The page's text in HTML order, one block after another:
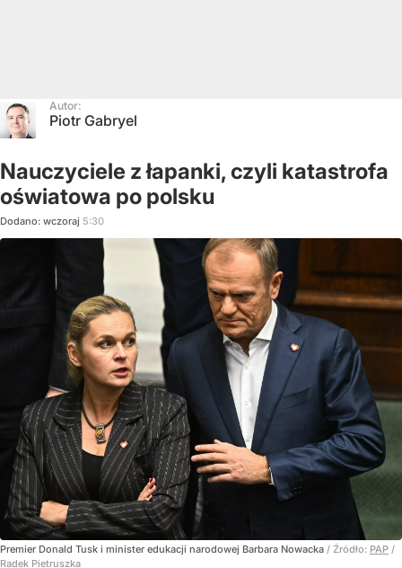
Autor:
Piotr Gabryel
Nauczyciele z łapanki, czyli katastrofa
oświatowa po polsku
Dodano: wczoraj 5:30
Premier Donald Tusk i minister edukacji narodowej Barbara Nowacka / Źródło: PAP /
Radek Pietruszka